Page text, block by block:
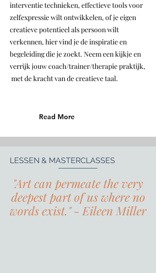
interventie technieken, effectieve tools voor
zelfexpressie wilt ontwikkelen, of je eigen
creatieve potentieel als persoon wilt
verkennen, hier vind je de inspiratie en
begeleiding die je zoekt. Neem een kijkje en
verrijk jouw coach/trainer/therapie praktijk,
met de kracht van de creatieve taal.
Read More
LESSEN & MASTERCLASSES
"Art can permeate the very
deepest part of us where no
words exist." - Eileen Miller